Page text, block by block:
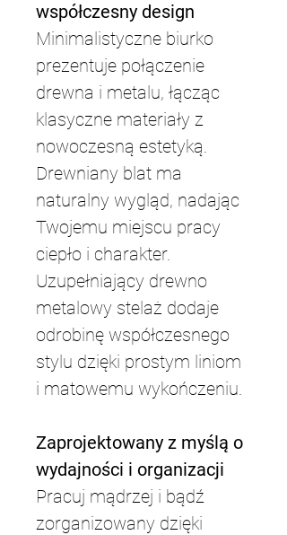
współczesny design
Minimalistyczne biurko
prezentuje połączenie
drewna i metalu, łącząc
klasyczne materiały z
nowoczesną estetyką.
Drewniany blat ma
naturalny wygląd, nadając
Twojemu miejscu pracy
ciepło i charakter.
Uzupełniający drewno
metalowy stelaż dodaje
odrobinę współczesnego
stylu dzięki prostym liniom
i matowemu wykończeniu.
Zaprojektowany z myślą o
wydajności i organizacji
Pracuj mądrzej i bądź
zorganizowany dzięki